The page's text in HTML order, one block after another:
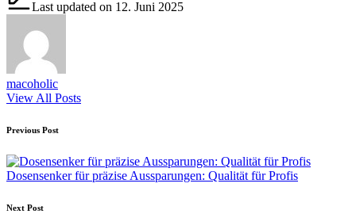
Last updated on 12. Juni 2025
macoholic
View All Posts
Post
navigation
Previous Post
Dosensenker für präzise Aussparungen: Qualität für Profis
Next Post